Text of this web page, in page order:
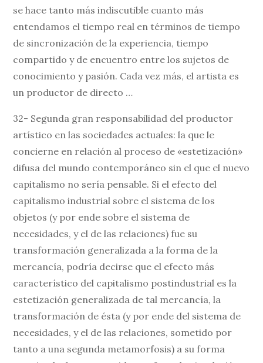
se hace tanto más indiscutible cuanto más
entendamos el tiempo real en términos de tiempo
de sincronización de la experiencia, tiempo
compartido y de encuentro entre los sujetos de
conocimiento y pasión. Cada vez más, el artista es
un productor de directo …
32- Segunda gran responsabilidad del productor
artístico en las sociedades actuales: la que le
concierne en relación al proceso de «estetización»
difusa del mundo contemporáneo sin el que el nuevo
capitalismo no sería pensable. Si el efecto del
capitalismo industrial sobre el sistema de los
objetos (y por ende sobre el sistema de
necesidades, y el de las relaciones) fue su
transformación generalizada a la forma de la
mercancía, podría decirse que el efecto más
característico del capitalismo postindustrial es la
estetización generalizada de tal mercancía, la
transformación de ésta (y por ende del sistema de
necesidades, y el de las relaciones, sometido por
tanto a una segunda metamorfosis) a su forma